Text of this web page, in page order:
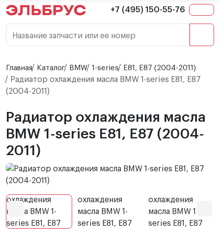
+7 (495) 150-55-76
Название запчасти или ее номер
Главная Каталог BMW 1-series E81, E87 (2004-2011)
Радиатор охлаждения масла BMW 1-series E81, E87
(2004-2011)
Радиатор охлаждения масла
BMW 1-series E81, E87 (2004-
2011)